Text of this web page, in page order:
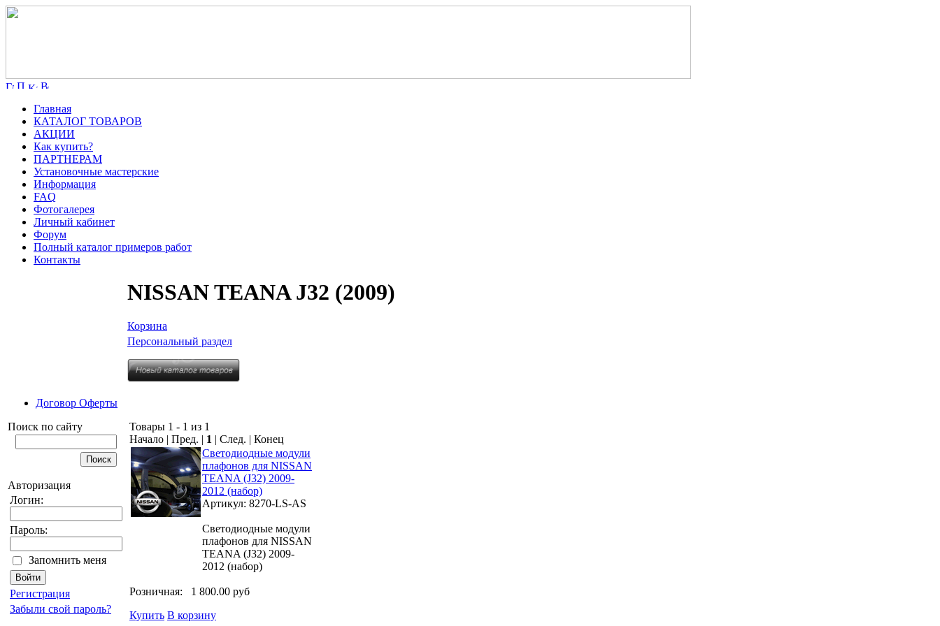
Главная
КАТАЛОГ ТОВАРОВ
АКЦИИ
Как купить?
ПАРТНЕРАМ
Установочные мастерские
Информация
FAQ
Фотогалерея
Личный кабинет
Форум
Полный каталог примеров работ
Контакты
Договор Оферты
Поиск по сайту
Авторизация
Логин:
Пароль:
Запомнить меня
Регистрация
Забыли свой пароль?
NISSAN TEANA J32 (2009)
Корзина
Персональный раздел
Товары 1 - 1 из 1
Начало | Пред. | 1 | След. | Конец
Светодиодные модули
плафонов для NISSAN
TEANA (J32) 2009-
2012 (набор)
Артикул: 8270-LS-AS
Светодиодные модули
плафонов для NISSAN
TEANA (J32) 2009-
2012 (набор)
Розничная: 1 800.00 руб
Купить В корзину